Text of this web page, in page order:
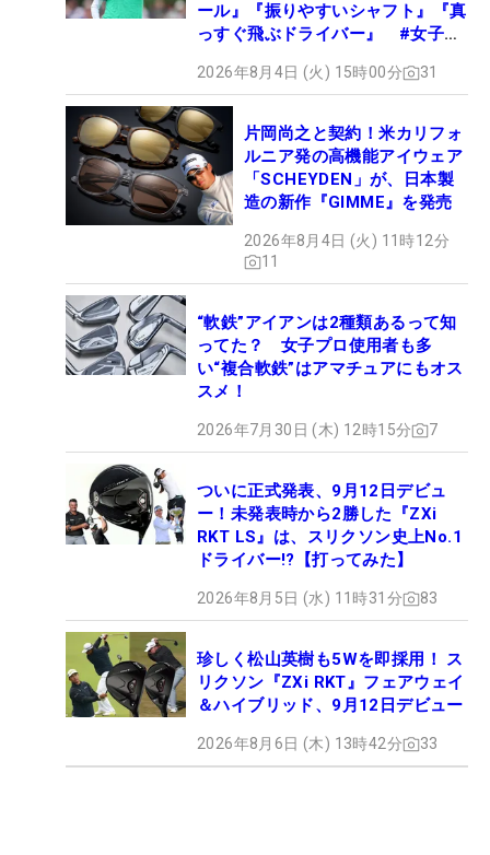
ール』『振りやすいシャフト』『真
っすぐ飛ぶドライバー』 #女子プ
2026年8月4日 (火) 15時00分 31
片岡尚之と契約！米カリフォ
ルニア発の高機能アイウェア
「SCHEYDEN」が、日本製
造の新作『GIMME』を発売
2026年8月4日 (火) 11時12分
11
“軟鉄”アイアンは2種類あるって知
ってた？ 女子プロ使用者も多
い“複合軟鉄”はアマチュアにもオス
スメ！
2026年7月30日 (木) 12時15分 7
ついに正式発表、9月12日デビュ
ー！未発表時から2勝した『ZXi
RKT LS』は、スリクソン史上No.1
ドライバー!?【打ってみた】
2026年8月5日 (水) 11時31分 83
珍しく松山英樹も5Wを即採用！ ス
リクソン『ZXi RKT』フェアウェイ
＆ハイブリッド、9月12日デビュー
2026年8月6日 (木) 13時42分 33